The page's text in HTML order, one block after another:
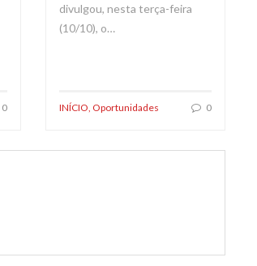
0
divulgou, nesta terça-feira
(10/10), o…
INÍCIO Oportunidades 0